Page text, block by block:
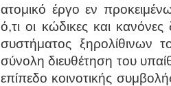
ατομικό έργο εν
ό,τι οι κώδικες και
συστήματος ξηρολίθινων
σύνολη διευθέτηση του
επίπεδο κοινοτικής